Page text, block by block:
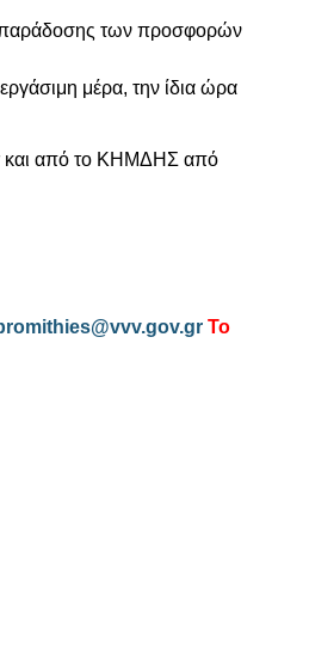
παράδοσης των προσφορών
μέρα, την ίδια ώρα
και από το ΚΗΜΔΗΣ από
Το